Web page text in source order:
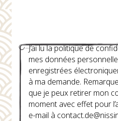
J’ai lu la politique de
mes données
enregistrées
à ma demande.
que je peux retirer mon
moment avec effet pour
e-mail à